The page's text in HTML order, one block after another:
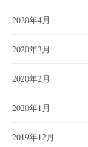
2020年4月
2020年3月
2020年2月
2020年1月
2019年12月